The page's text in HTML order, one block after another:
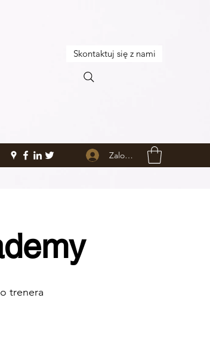
Skontaktuj się z nami
Zaloguj się
trenera